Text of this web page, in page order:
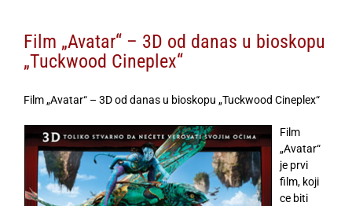
Film „Avatar“ – 3D od danas u bioskopu
„Tuckwood Cineplex“
Film „Avatar“ – 3D od danas u bioskopu „Tuckwood Cineplex“
Film
„Avatar“
je prvi
film, koji
ce biti